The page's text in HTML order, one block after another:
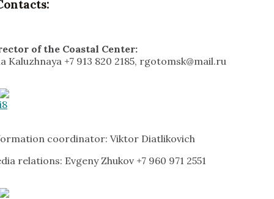
of the Coastal Center:
Kaluzhnaya +7 913 820 2185, rgotomsk@mail.ru
coordinator: Viktor Diatlikovich
relations: Evgeny Zhukov +7 960 971 2551